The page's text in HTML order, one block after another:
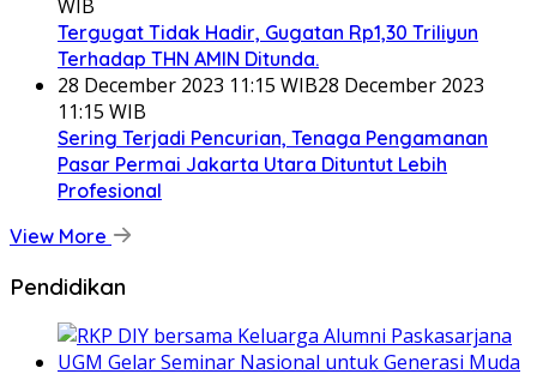
WIB
Tergugat Tidak Hadir, Gugatan Rp1,30 Triliyun
Terhadap THN AMIN Ditunda.
28 December 2023 11:15 WIB28 December 2023
11:15 WIB
Sering Terjadi Pencurian, Tenaga Pengamanan
Pasar Permai Jakarta Utara Dituntut Lebih
Profesional
View More
Pendidikan